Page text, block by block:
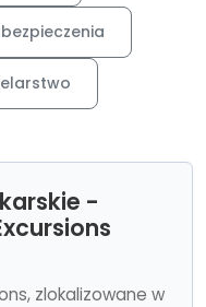
-
zlokalizowane w